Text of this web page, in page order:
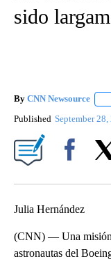
sido
By CNN Newsource
Published September
Julia Hernández
(CNN) — Una misión
astronautas del